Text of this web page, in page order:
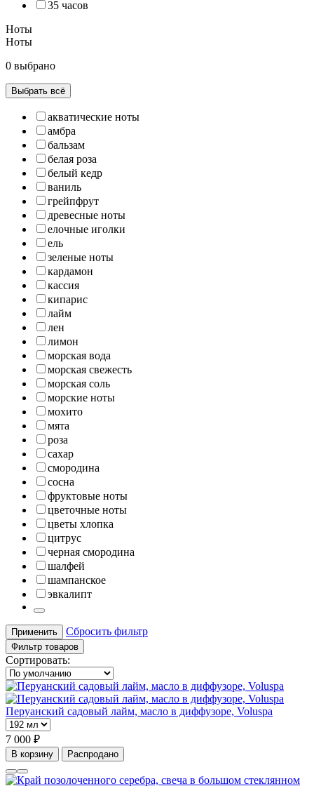
35 часов
Ноты
Ноты
0 выбрано
Выбрать всё
акватические ноты
амбра
бальзам
белая роза
белый кедр
ваниль
грейпфрут
древесные ноты
елочные иголки
ель
зеленые ноты
кардамон
кассия
кипарис
лайм
лен
лимон
морская вода
морская свежесть
морская соль
морские ноты
мохито
мята
роза
сахар
смородина
сосна
фруктовые ноты
цветочные ноты
цветы хлопка
цитрус
черная смородина
шалфей
шампанское
эвкалипт
Применить Сбросить фильтр
Фильтр товаров
Сортировать:
Перуанский садовый лайм, масло в диффузоре, Voluspa
7 000 ₽
В корзину Распродано